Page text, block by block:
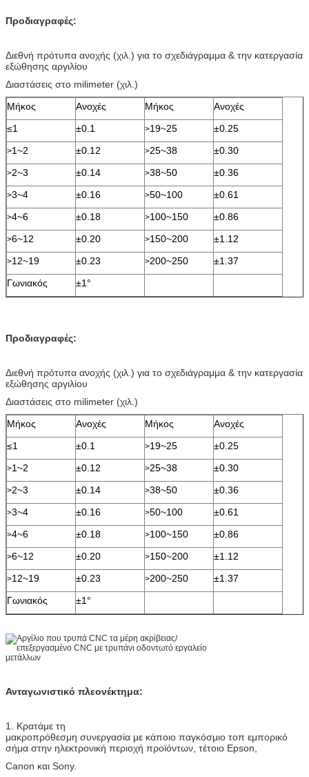
Προδιαγραφές:
Διεθνή πρότυπα ανοχής (χιλ.) για το σχεδιάγραμμα & την κατεργασία
εξώθησης αργιλίου
Διαστάσεις στο milimeter (χιλ.)
Μήκος
Ανοχές Μήκος
Ανοχές
≤1
±0.1 >19~25 ±0.25
>1~2 ±0.12 >25~38 ±0.30
>2~3 ±0.14 >38~50 ±0.36
>3~4 ±0.16 >50~100 ±0.61
>4~6 ±0.18 >100~150 ±0.86
>6~12 ±0.20 >150~200 ±1.12
>12~19 ±0.23 >200~250
±1.37
Γωνιακός
±1°
Προδιαγραφές:
Διεθνή πρότυπα ανοχής (χιλ.) για το σχεδιάγραμμα & την κατεργασία
εξώθησης αργιλίου
Διαστάσεις στο milimeter (χιλ.)
Μήκος
Ανοχές Μήκος
Ανοχές
≤1
±0.1 >19~25 ±0.25
>1~2 ±0.12 >25~38 ±0.30
>2~3 ±0.14 >38~50 ±0.36
>3~4 ±0.16 >50~100 ±0.61
>4~6 ±0.18 >100~150 ±0.86
>6~12 ±0.20 >150~200 ±1.12
>12~19 ±0.23 >200~250
±1.37
Γωνιακός
±1°
Ανταγωνιστικό πλεονέκτημα:
1. Κρατάμε τη
μακροπρόθεσμη συνεργασία με κάποιο παγκόσμιο τοπ εμπορικό
σήμα στην ηλεκτρονική περιοχή προϊόντων, τέτοιο Epson,
Canon και Sony.